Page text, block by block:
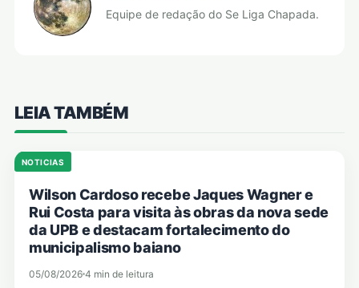
Equipe de redação do Se Liga Chapada.
LEIA TAMBÉM
NOTICIAS
Wilson Cardoso recebe Jaques Wagner e
Rui Costa para visita às obras da nova sede
da UPB e destacam fortalecimento do
municipalismo baiano
05/08/2026 4 min de leitura